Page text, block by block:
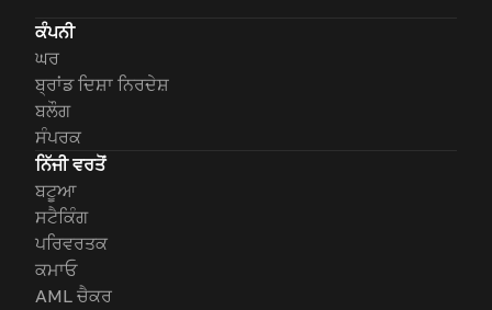
ਕੰਪਨੀ
ਘਰ
ਬ੍ਰਾਂਡ ਦਿਸ਼ਾ ਨਿਰਦੇਸ਼
ਬਲੌਗ
ਸੰਪਰਕ
ਨਿੱਜੀ ਵਰਤੋਂ
ਬਟੂਆ
ਸਟੈਕਿੰਗ
ਪਰਿਵਰਤਕ
ਕਮਾਓ
AML ਚੈਕਰ